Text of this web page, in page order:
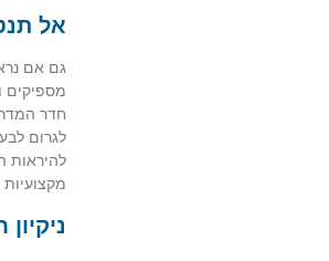
אל
גם אם
מספיקים
חדר
לגרום
להיראות